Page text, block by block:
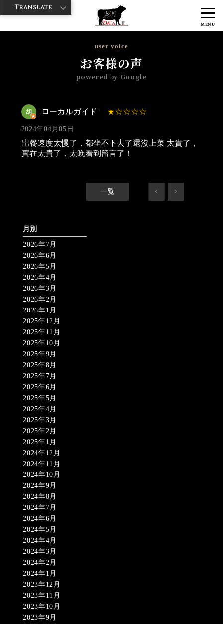
MENU
神戸牛ダイヤ > 神戸牛ダイア 上野1号店
ローカ
user voice
お客様の声
powered by Google
ローカルガイド
2024年04月05日
岀餐速度太慢了，都坐不下去了還沒上菜 太貴了，
實在太貴了，太晚看到留言了！
一覧 < >
月別
2026年7月
2026年6月
2026年5月
2026年4月
2026年3月
2026年2月
2026年1月
2025年12月
2025年11月
2025年10月
2025年9月
2025年8月
2025年7月
2025年6月
2025年5月
2025年4月
2025年3月
2025年2月
2025年1月
2024年12月
2024年11月
2024年10月
2024年9月
2024年8月
2024年7月
2024年6月
2024年5月
2024年4月
2024年3月
2024年2月
2024年1月
2023年12月
2023年11月
2023年10月
2023年9月
Translate